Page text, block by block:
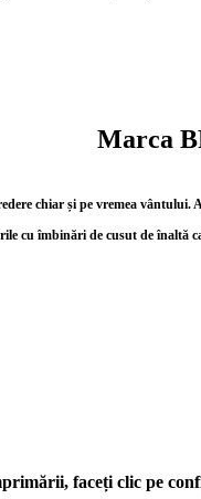
Marca
chiar și pe vremea
cu îmbinări de cusut de înaltă
faceți clic pe